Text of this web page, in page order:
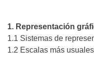
1. Representación
1.1 Sistemas de
1.2 Escalas más usuales